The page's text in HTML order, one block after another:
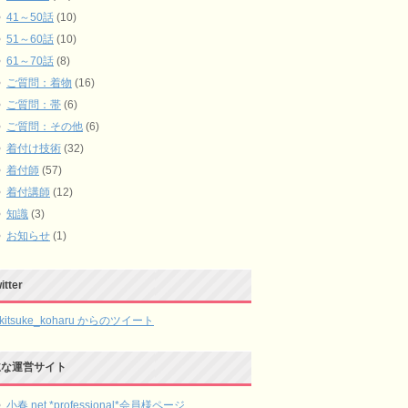
41～50話 (10)
51～60話 (10)
61～70話 (8)
ご質問：着物 (16)
ご質問：帯 (6)
ご質問：その他 (6)
着付け技術 (32)
着付師 (57)
着付講師 (12)
知識 (3)
お知らせ (1)
からのツイート
運営サイト